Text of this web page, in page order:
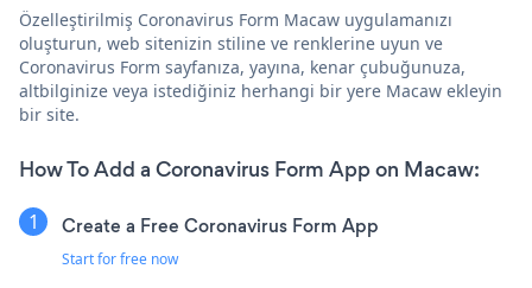
Özelleştirilmiş Coronavirus Form Macaw uygulamanızı
oluşturun, web sitenizin stiline ve renklerine uyun ve
Coronavirus Form sayfanıza, yayına, kenar çubuğunuza,
altbilginize veya istediğiniz herhangi bir yere Macaw ekleyin
bir site.
How To Add a Coronavirus Form App on Macaw:
Create a Free Coronavirus Form App
Start for free now